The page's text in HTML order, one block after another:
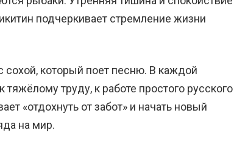
подчеркивает стремление жизни
сохой, который поет песню. В каждой
труду, к работе простого русского
«отдохнуть от забот» и начать новый
на мир.